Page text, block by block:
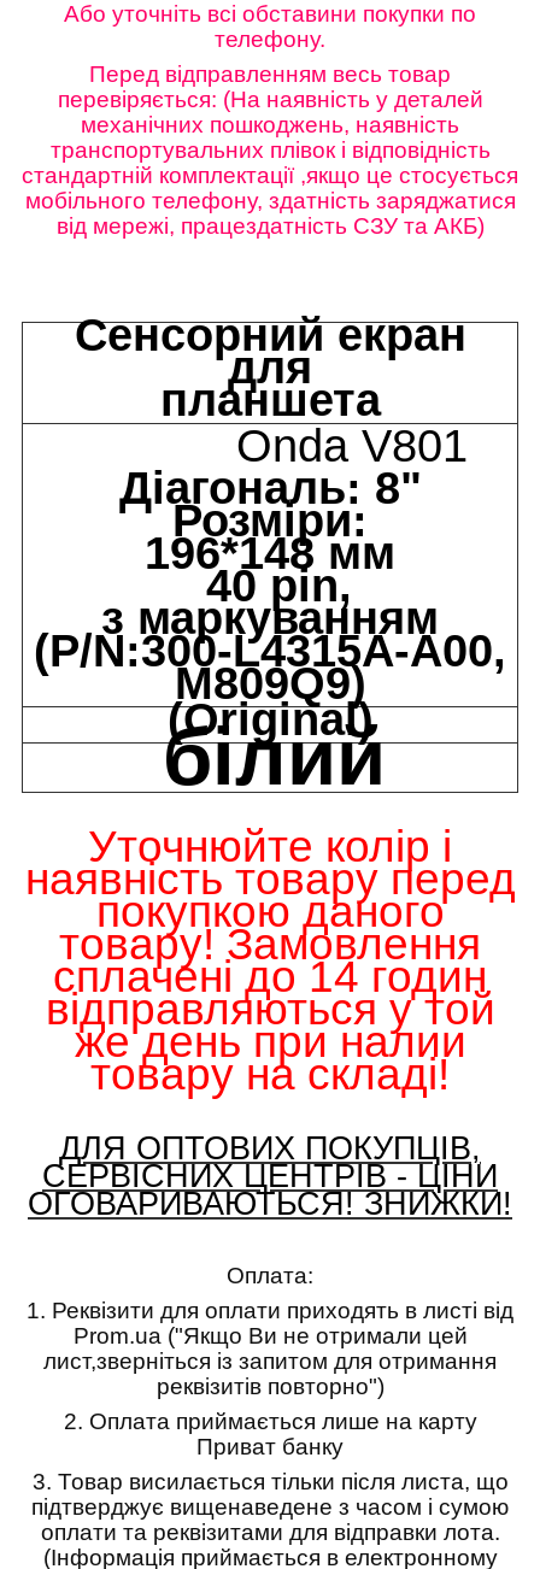
Або уточніть всі обставини покупки по
телефону.
Перед відправленням весь товар
перевіряється: (На наявність у деталей
механічних пошкоджень, наявність
транспортувальних плівок і відповідність
стандартній комплектації ,якщо це стосується
мобільного телефону, здатність заряджатися
від мережі, працездатність СЗУ та АКБ)
Сенсорний екран
для
планшета
Onda V801
Діагональ: 8"
Розміри:
196*148 мм
40 pin,
з маркуванням
(P/N:300-L4315A-A00,
M809Q9)
(Original)
білий
Уточнюйте колір і
наявність товаруперед
покупкою даного
товару! Замовлення
сплачені до 14 годин
відправляються у той
же день при налии
товару на складі!
ДЛЯ ОПТОВИХ ПОКУПЦІВ,
СЕРВІСНИХ ЦЕНТРІВ - ЦІНИ
ОГОВАРИВАЮТЬСЯ! ЗНИЖКИ!
Оплата:
1. Реквізити для оплати приходять в листі від
Prom.ua ("Якщо Ви не отримали цей
лист,зверніться із запитом для отримання
реквізитів повторно")
2. Оплата приймається лише на карту
Приват банку
3. Товар висилається тільки після листа, що
підтверджує вищенаведене з часом і сумою
оплати та реквізитами для відправки лота.
(Інформація приймається в електронному